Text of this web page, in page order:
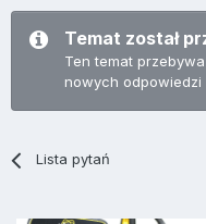
Temat został
Ten temat
nowych odpowiedzi
Lista pytań